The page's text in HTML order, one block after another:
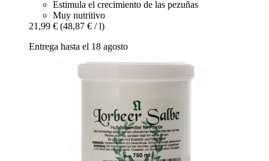
Estimula el crecimiento de las pezuñas
Muy nutritivo
21,99 € (48,87 € / l)
Entrega hasta el 18 agosto